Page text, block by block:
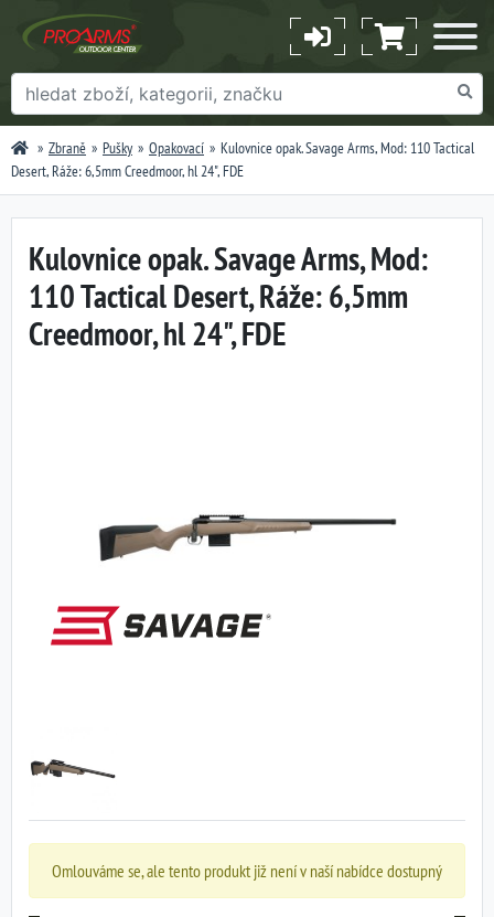
Zbraně Pušky Opakovací
Kulovnice opak. Savage Arms, Mod: 110 Tactical
Desert, Ráže: 6,5mm Creedmoor, hl 24", FDE
Kulovnice opak. Savage Arms, Mod:
110 Tactical Desert, Ráže: 6,5mm
Creedmoor, hl 24", FDE
Omlouváme se, ale tento produkt již není v naší nabídce dostupný